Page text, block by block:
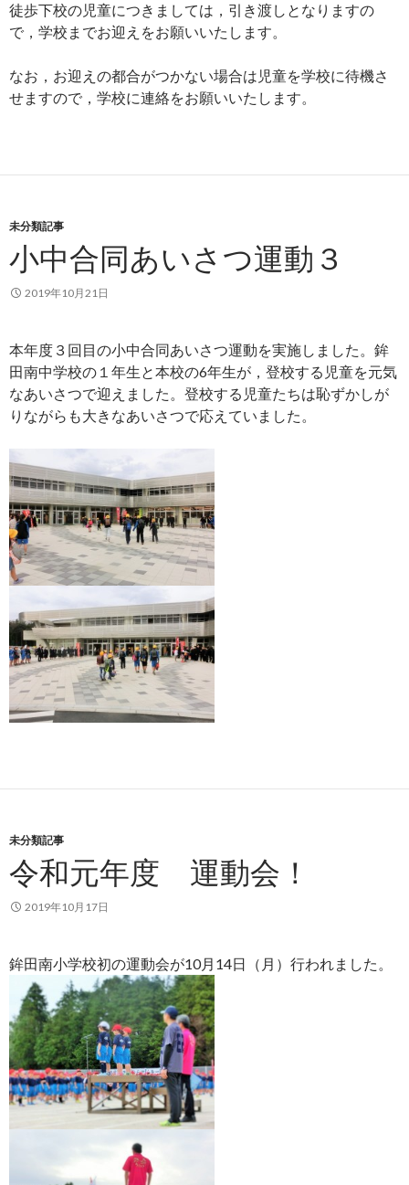
徒歩下校の児童につきましては，引き渡しとなりますの
で，学校までお迎えをお願いいたします。
なお，お迎えの都合がつかない場合は児童を学校に待機さ
せますので，学校に連絡をお願いいたします。
未分類記事
小中合同あいさつ運動３
2019年10月21日
本年度３回目の小中合同あいさつ運動を実施しました。鉾
田南中学校の１年生と本校の6年生が，登校する児童を元気
なあいさつで迎えました。登校する児童たちは恥ずかしが
りながらも大きなあいさつで応えていました。
未分類記事
令和元年度 運動会！
2019年10月17日
鉾田南小学校初の運動会が10月14日（月）行われました。